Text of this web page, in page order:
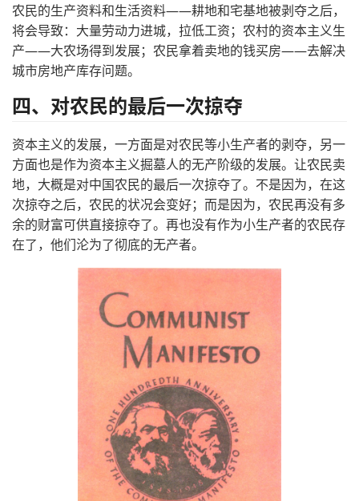
农民的生产资料和生活资料——耕地和宅基地被剥夺之后，
将会导致：大量劳动力进城，拉低工资；农村的资本主义生
产——大农场得到发展；农民拿着卖地的钱买房——去解决
城市房地产库存问题。
四、对农民的最后一次掠夺
资本主义的发展，一方面是对农民等小生产者的剥夺，另一
方面也是作为资本主义掘墓人的无产阶级的发展。让农民卖
地，大概是对中国农民的最后一次掠夺了。不是因为，在这
次掠夺之后，农民的状况会变好；而是因为，农民再没有多
余的财富可供直接掠夺了。再也没有作为小生产者的农民存
在了，他们沦为了彻底的无产者。